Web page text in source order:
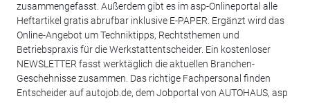
zusammengefasst. Außerdem gibt es im asp-Onlineportal alle
Heftartikel gratis abrufbar inklusive E-PAPER. Ergänzt wird das
Online-Angebot um Techniktipps, Rechtsthemen und
Betriebspraxis für die Werkstattentscheider. Ein kostenloser
NEWSLETTER fasst werktäglich die aktuellen Branchen-
Geschehnisse zusammen. Das richtige Fachpersonal finden
Entscheider auf autojob.de, dem Jobportal von AUTOHAUS, asp